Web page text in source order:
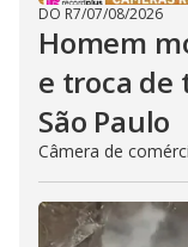
DO R7/07/08/2026
Homem
e troca de
São Paulo
Câmera de